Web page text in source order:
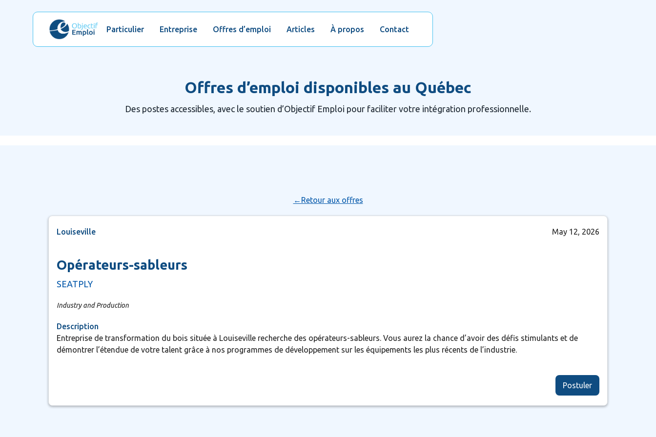
Particulier Entreprise Offres d’emploi Articles À propos Contact
Offres d’emploi disponibles au Québec
Des postes accessibles, avec le soutien d’Objectif Emploi pour faciliter votre intégration professionnelle.
←Retour aux offres
Louiseville May 12, 2026
Opérateurs-sableurs
SEATPLY
Industry and Production
Description
Entreprise de transformation du bois située à Louiseville recherche des opérateurs-sableurs. Vous aurez la chance d’avoir des défis stimulants et de
démontrer l’étendue de votre talent grâce à nos programmes de développement sur les équipements les plus récents de l’industrie.
Postuler